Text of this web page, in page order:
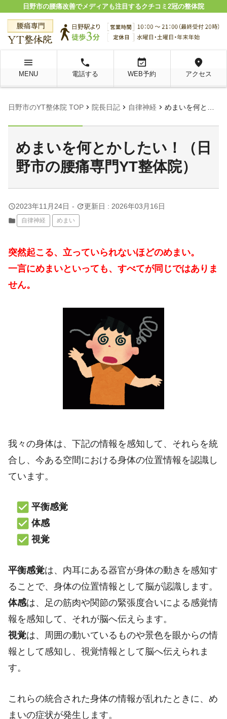
日野市の腰痛改善でメディアも注目するクチコミ2冠の整体院
menu
MENU
local_phone
電話する
event_available
WEB予約
location_on
アクセス
日野市のYT整体院 TOP chevron_right 院長日記 chevron_right 自律神経 chevron_right めまいを何とかしたい！（日野市の腰痛専門YT整体院）
めまいを何とかしたい！（日
野市の腰痛専門YT整体院）
query_builder2023年11月24日 - update更新日 : 2026年03月16日
folder
自律神経 めまい
突然起こる、立っていられないほどのめまい。
一言にめまいといっても、すべてが同じではありま
せん。
我々の身体は、下記の情報を感知して、それらを統
合し、今ある空間における身体の位置情報を認識し
ています。
平衡感覚
体感
視覚
平衡感覚は、内耳にある器官が身体の動きを感知す
ることで、身体の位置情報として脳が認識します。
体感は、足の筋肉や関節の緊張度合いによる感覚情
報を感知して、それが脳へ伝えらます。
視覚は、周囲の動いているものや景色を眼からの情
報として感知し、視覚情報として脳へ伝えられま
す。
これらの統合された身体の情報が乱れたときに、め
まいの症状が発生します。